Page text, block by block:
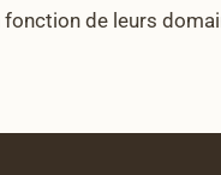
de leurs